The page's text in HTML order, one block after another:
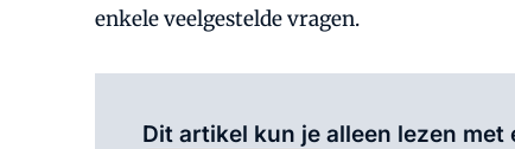
enkele veelgestelde vragen.
Dit artikel kun je alleen lezen met